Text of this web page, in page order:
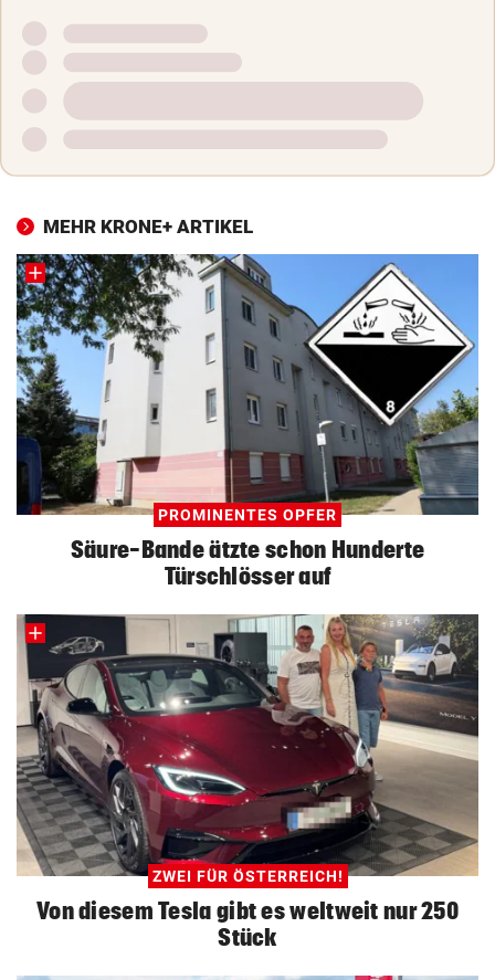
MEHR KRONE+ ARTIKEL
PROMINENTES OPFER
Säure-Bande ätzte schon Hunderte
Türschlösser auf
ZWEI FÜR ÖSTERREICH!
Von diesem Tesla gibt es weltweit nur 250
Stück